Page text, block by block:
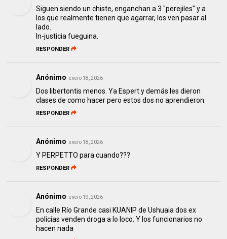
Siguen siendo un chiste, enganchan a 3 "perejiles" y a
los.que realmente tienen que agarrar, los ven pasar al
lado.
In-justicia fueguina.
RESPONDER
Anónimo enero 18, 2026
Dos libertontis menos. Ya Espert y demás les dieron
clases de como hacer pero estos dos no aprendieron.
RESPONDER
Anónimo enero 18, 2026
Y PERPETTO para cuando???
RESPONDER
Anónimo enero 19, 2026
En calle Río Grande casi KUANIP de Ushuaia dos ex
policías venden droga a lo loco. Y los funcionarios no
hacen nada